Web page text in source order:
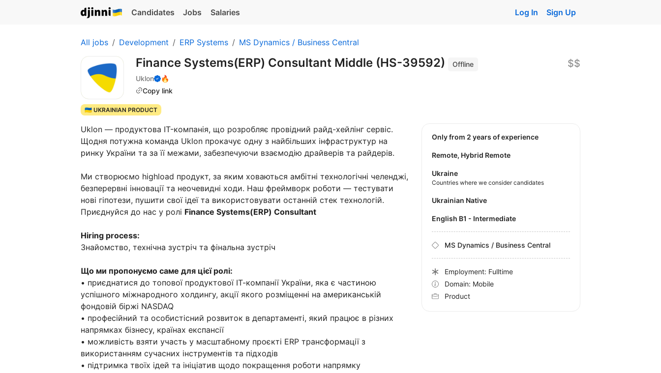
Candidates Jobs Salaries Log In Sign Up
All jobs Development ERP Systems MS Dynamics / Business Central
Finance Systems(ERP) Consultant Middle (HS-39592)
Offline
Uklon
🔥
Copy link
$$
🇺🇦 UKRAINIAN PRODUCT
Uklon — продуктова IT-компанія, що розробляє провідний райд-хейлінг сервіс.
Щодня потужна команда Uklon прокачує одну з найбільших інфраструктур на
ринку України та за її межами, забезпечуючи взаємодію драйверів та райдерів.
Ми створюємо highload продукт, за яким ховаються амбітні технологічні челенджі,
безперервні інновації та неочевидні ходи. Наш фреймворк роботи — тестувати
нові гіпотези, пушити свої ідеї та використовувати останній стек технологій.
Приєднуйся до нас у ролі Finance Systems(ERP) Consultant
Hiring process:
Знайомство, технічна зустріч та фінальна зустріч
Що ми пропонуємо саме для цієї ролі:
• приєднатися до топової продуктової ІТ-компанії України, яка є частиною
успішного міжнародного холдингу, акції якого розміщенні на американській
фондовій біржі NASDAQ
• професійний та особистісний розвиток в департаменті, який працює в різних
напрямках бізнесу, країнах експансії
• можливість взяти участь у масштабному проєкті ERP трансформації з
використанням сучасних інструментів та підходів
• підтримка твоїх ідей та ініціатив щодо покращення роботи напрямку
Only from 2 years of experience
Remote, Hybrid Remote
Ukraine
Countries where we consider candidates
Ukrainian Native
English B1 - Intermediate
MS Dynamics / Business Central
Employment: Fulltime
Domain: Mobile
Product